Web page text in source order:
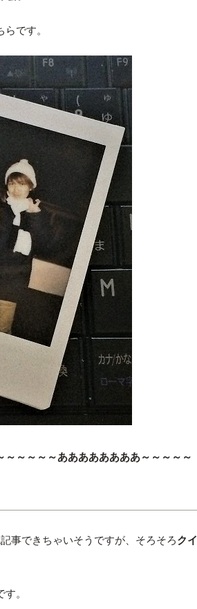
です。
～～～～ああああああああ～～～～～
事できちゃいそうですが、そろそろクイ
。